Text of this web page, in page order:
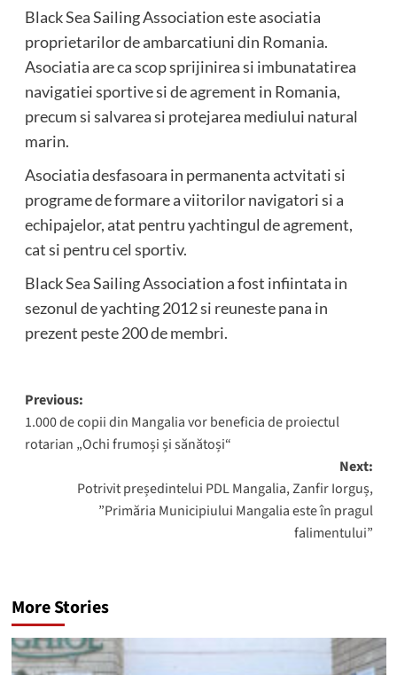
Black Sea Sailing Association este asociatia
proprietarilor de ambarcatiuni din Romania.
Asociatia are ca scop sprijinirea si imbunatatirea
navigatiei sportive si de agrement in Romania,
precum si salvarea si protejarea mediului natural
marin.
Asociatia desfasoara in permanenta actvitati si
programe de formare a viitorilor navigatori si a
echipajelor, atat pentru yachtingul de agrement,
cat si pentru cel sportiv.
Black Sea Sailing Association a fost infiintata in
sezonul de yachting 2012 si reuneste pana in
prezent peste 200 de membri.
Post
navigation
Previous:
1.000 de copii din Mangalia vor beneficia de proiectul
rotarian „Ochi frumoși și sănătoși“
Next:
Potrivit președintelui PDL Mangalia, Zanfir Iorguș,
”Primăria Municipiului Mangalia este în pragul
falimentului”
More Stories